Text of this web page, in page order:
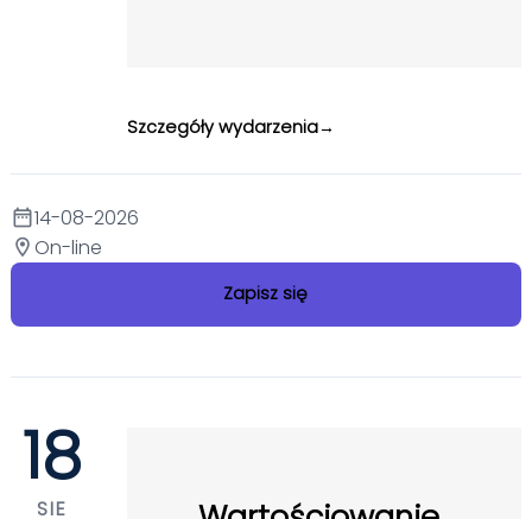
Szczegóły wydarzenia
date_range14-08-2026
location_on On-line
Zapisz się
18
SIE